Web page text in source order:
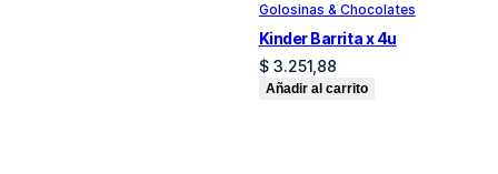
Golosinas & Chocolates
Kinder Barrita x 4u
$3.251,88
Añadir al carrito